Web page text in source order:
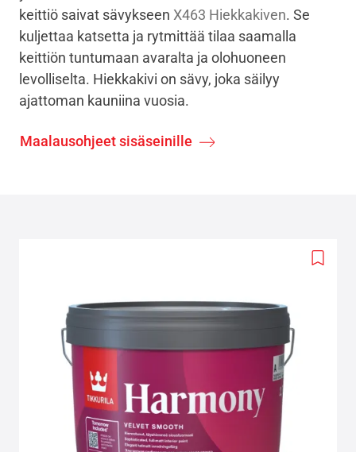
keittiö saivat sävykseen X463 Hiekkakiven. Se
kuljettaa katsetta ja rytmittää tilaa saamalla
keittiön tuntumaan avaralta ja olohuoneen
levolliselta. Hiekkakivi on sävy, joka säilyy
ajattoman kauniina vuosia.
Maalausohjeet sisäseinille
Add